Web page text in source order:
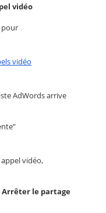
vidéo
pour
vidéo
AdWords arrive
vidéo,
Arrêter le partage